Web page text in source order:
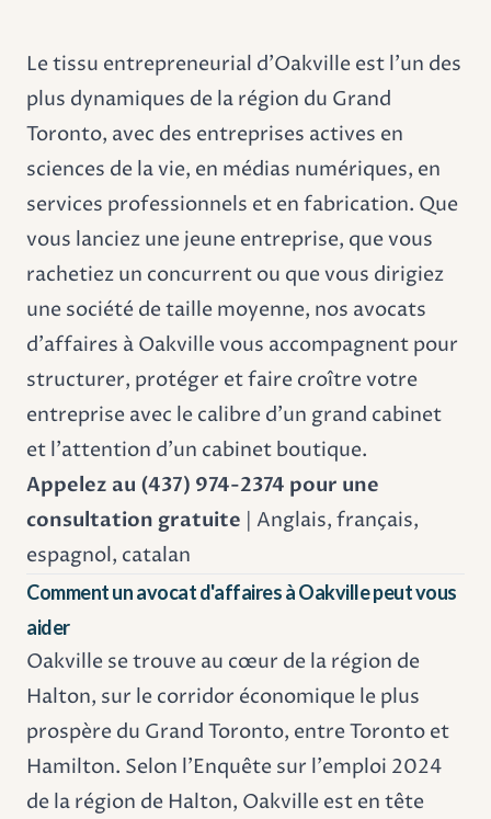
Le tissu entrepreneurial d'Oakville est l'un des
plus dynamiques de la région du Grand
Toronto, avec des entreprises actives en
sciences de la vie, en médias numériques, en
services professionnels et en fabrication. Que
vous lanciez une jeune entreprise, que vous
rachetiez un concurrent ou que vous dirigiez
une société de taille moyenne, nos avocats
d'affaires à Oakville vous accompagnent pour
structurer, protéger et faire croître votre
entreprise avec le calibre d'un grand cabinet
et l'attention d'un cabinet boutique.
Appelez au (437) 974-2374 pour une
consultation gratuite | Anglais, français,
espagnol, catalan
Comment un avocat d'affaires à Oakville peut vous
aider
Oakville se trouve au cœur de la région de
Halton, sur le corridor économique le plus
prospère du Grand Toronto, entre Toronto et
Hamilton. Selon l'Enquête sur l'emploi 2024
de la région de Halton, Oakville est en tête